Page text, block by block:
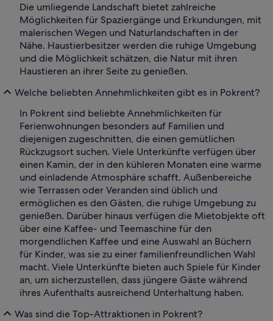
Die umliegende Landschaft bietet zahlreiche
Möglichkeiten für Spaziergänge und Erkundungen, mit
malerischen Wegen und Naturlandschaften in der
Nähe. Haustierbesitzer werden die ruhige Umgebung
und die Möglichkeit schätzen, die Natur mit ihren
Haustieren an ihrer Seite zu genießen.
Welche beliebten Annehmlichkeiten gibt es in Pokrent?
In Pokrent sind beliebte Annehmlichkeiten für
Ferienwohnungen besonders auf Familien und
diejenigen zugeschnitten, die einen gemütlichen
Rückzugsort suchen. Viele Unterkünfte verfügen über
einen Kamin, der in den kühleren Monaten eine warme
und einladende Atmosphäre schafft. Außenbereiche
wie Terrassen oder Veranden sind üblich und
ermöglichen es den Gästen, die ruhige Umgebung zu
genießen. Darüber hinaus verfügen die Mietobjekte oft
über eine Kaffee- und Teemaschine für den
morgendlichen Kaffee und eine Auswahl an Büchern
für Kinder, was sie zu einer familienfreundlichen Wahl
macht. Viele Unterkünfte bieten auch Spiele für Kinder
an, um sicherzustellen, dass jüngere Gäste während
ihres Aufenthalts ausreichend Unterhaltung haben.
Was sind die Top-Attraktionen in Pokrent?